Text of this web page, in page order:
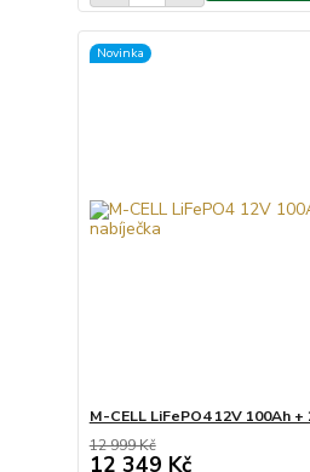
Novinka
M-CELL LiFePO4 12V 100Ah
12 999 Kč
12 349 Kč